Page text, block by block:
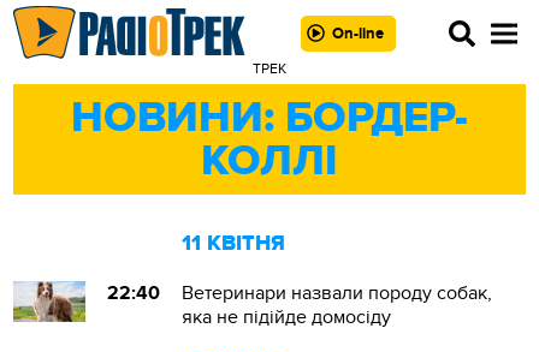
On-line
ТРЕК
НОВИНИ: БОРДЕР-
КОЛЛІ
11 КВІТНЯ
22:40
Ветеринари назвали породу собак,
яка не підійде домосіду